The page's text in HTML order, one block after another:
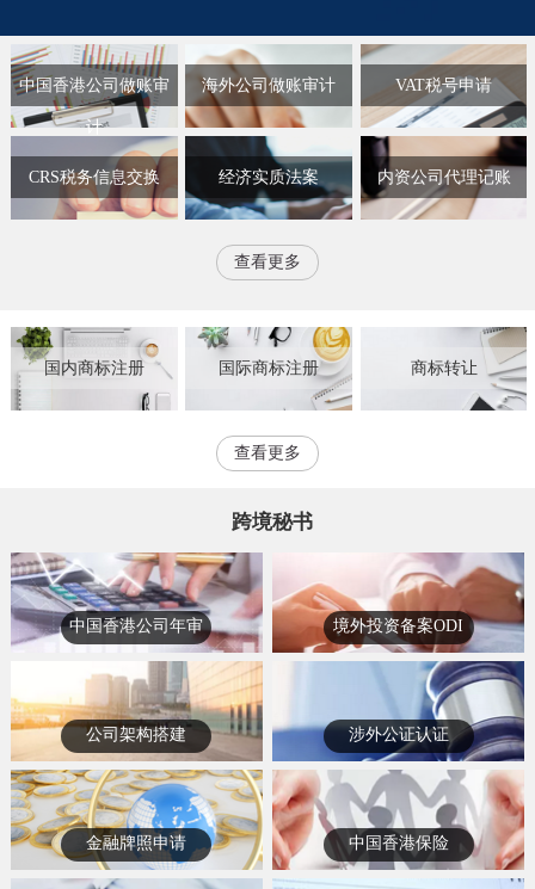
中国香港公司做账审
计
海外公司做账审计 VAT税号申请
CRS税务信息交换 经济实质法案 内资公司代理记账
查看更多
国内商标注册 国际商标注册 商标转让
查看更多
跨境秘书
中国香港公司年审 境外投资备案ODI
公司架构搭建 涉外公证认证
金融牌照申请 中国香港保险